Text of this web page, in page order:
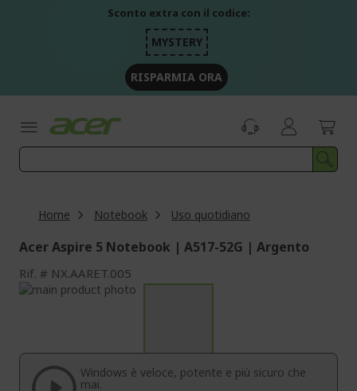
Sconto extra con il codice:
MYSTERY
RISPARMIA ORA
Home Notebook Uso quotidiano
Acer Aspire 5 Notebook | A517-52G | Argento
Rif. NX.AARET.005
Vai
galleria
immagini
galleria
immagini
Windows è veloce, potente e più sicuro che
mai.